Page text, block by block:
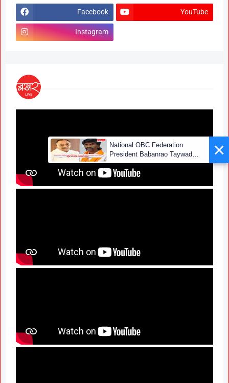
Facebook YouTube
Instagram
×
National OBC Federation
President Babanrao Taywade
Claims Only 27 Kunbi
Certificates Issued in
GR; Alarming News for Mano